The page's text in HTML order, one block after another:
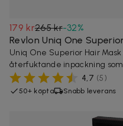
179 kr265 kr-32%
Revlon Uniq One
Uniq One Superior Hair
återfuktande inpackning
4,7 (5)
50+ köpta Snabb leverans